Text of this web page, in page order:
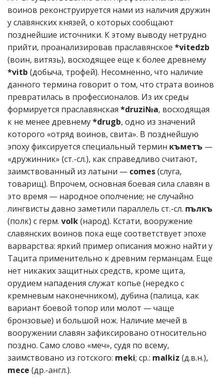
воинов реконструируется нами из наличия дружин
у славянских князей, о которых сообщают
позднейшие источники. К этому выводу нетрудно
прийти, проанализировав праславянское *vitedzb
(воин, витязь), восходящее еще к более древнему
*vitb (добыча, трофей). Несомненно, что наличие
данного термина говорит о том, что страта воинов
превратилась в профессионалов. Из их среды
формируется праславянская *druzi№a, восходящая
к не менее древнему*drugb, одно из значений
которого «отряд воинов, свита». В позднейшую
эпоху фиксируется специальный термин къметъ —
«дружинник» (ст.-сл.), как справедливо считают,
заимствованный из латыни — comes(слуга,
товарищ). Впрочем, основная боевая сила славян в
это время — народное ополчение; не случайно
лингвисты давно заметили параллель ст.-сл. пълкъ
(полк) с герм. volk(народ). Кстати, вооружение
славянских воинов пока еще соответствует эпохе
варварства: яркий пример описания можно найти у
Тацита применительно к древним германцам. Еще
нет никаких защитных средств, кроме щита,
орудием нападения служат копье (нередко с
кремневым наконечником), дубина (палица, как
вариант боевой топор или молот — чаще
бронзовые) и большой нож. Наличие мечей в
вооружении славян зафиксировано относительно
поздно. Само слово «меч», судя по всему,
заимствовано из готского: meki; ср.: malkiz (д.в.н.),
mece (др.-англ.).